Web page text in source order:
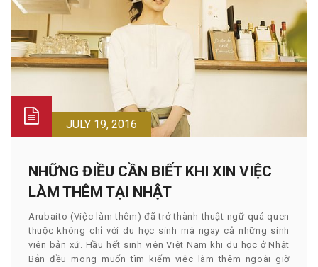
JULY 19, 2016
NHỮNG ĐIỀU CẦN BIẾT KHI XIN VIỆC
LÀM THÊM TẠI NHẬT
Arubaito (Việc làm thêm) đã trở thành thuật ngữ quá quen
thuộc không chỉ với du học sinh mà ngay cả những sinh
viên bản xứ. Hầu hết sinh viên Việt Nam khi du học ở Nhật
Bản đều mong muốn tìm kiếm việc làm thêm ngoài giờ